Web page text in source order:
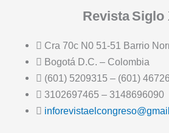
Revista Siglo
Cra 70c N0 51-51 Barrio
Bogotá D.C. – Colombia
(601) 5209315 – (601)
3102697465 – 3148696090